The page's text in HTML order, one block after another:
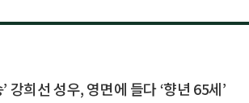
강희선 성우, 영면에 들다 ‘향년 65세’